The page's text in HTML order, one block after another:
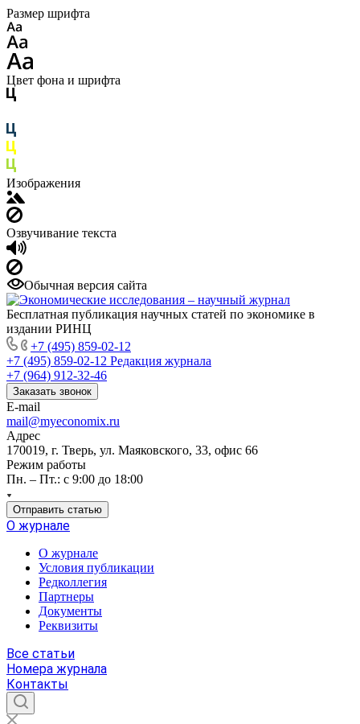
Размер шрифта
Цвет фона и шрифта
Изображения
Озвучивание текста
Обычная версия сайта
Бесплатная публикация научных статей по экономике в
издании РИНЦ
+7 (495) 859-02-12
+7 (495) 859-02-12 Редакция журнала
+7 (964) 912-32-46
Заказать звонок
E-mail
mail@myeconomix.ru
Адрес
170019, г. Тверь, ул. Маяковского, 33, офис 66
Режим работы
Пн. – Пт.: с 9:00 до 18:00
Отправить статью
О журнале
О журнале
Условия публикации
Редколлегия
Партнеры
Документы
Реквизиты
Все статьи
Номера журнала
Контакты